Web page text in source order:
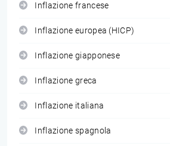
Inflazione francese
Inflazione europea (HICP)
Inflazione giapponese
Inflazione greca
Inflazione italiana
Inflazione spagnola